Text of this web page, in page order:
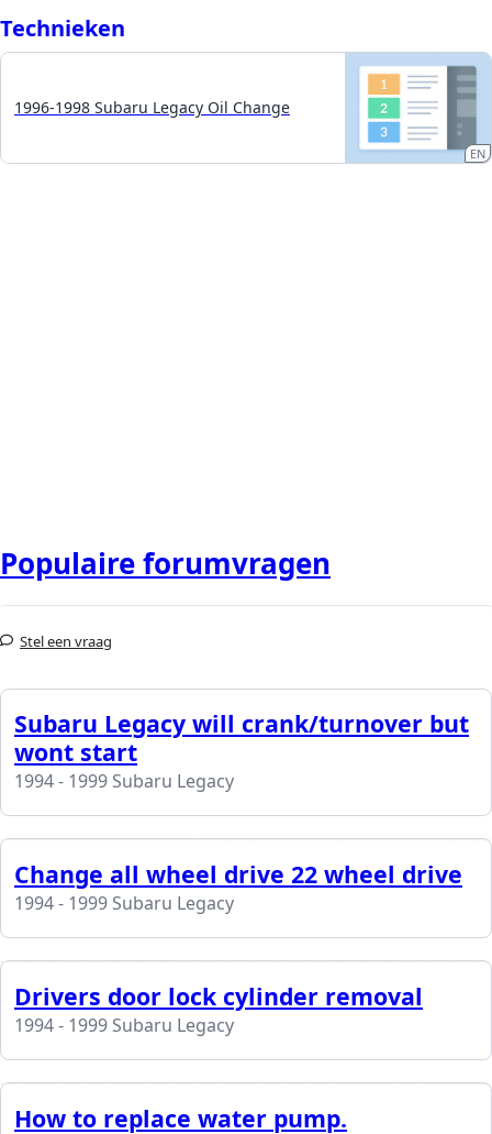
Technieken
1996-1998 Subaru Legacy Oil Change
EN
Populaire forumvragen
Stel een vraag
Subaru Legacy will crank/turnover but
wont start
1994 - 1999 Subaru Legacy
Change all wheel drive 22 wheel drive
1994 - 1999 Subaru Legacy
Drivers door lock cylinder removal
1994 - 1999 Subaru Legacy
How to replace water pump.